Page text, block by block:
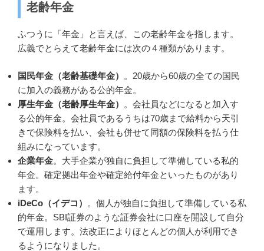
老齢年金
ふつうに「年金」と言えば、この老齢年金を指します。
広義でとらえて老齢年金には次の４種類があります。
国民年金（老齢基礎年金）
。20歳から60歳の全ての国民
に加入の義務がある公的年金。
厚生年金（老齢厚生年金）
。会社員などになると加入す
る公的年金。会社員であるうちは70歳まで給料から天引
きで保険料を払い、会社も併せて同額の保険料を払う仕
組みになっています。
企業年金。大手企業が独自に負担して準備している私的
年金。確定拠出年金や確定給付年金といったものがあり
ます。
iDeCo（イデコ）
。個人が独自に負担して準備している私
的年金。SBI証券のような証券会社に口座を開設して自分
で運用します。法改正によりほとんどの個人が利用でき
るようになりました。